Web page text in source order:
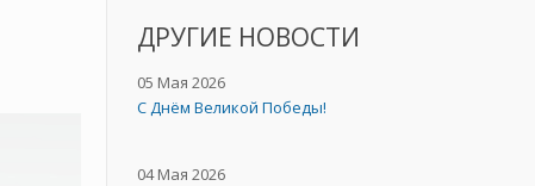
ДРУГИЕ НОВОСТИ
05 Мая 2026
C Днём Великой Победы!
04 Мая 2026